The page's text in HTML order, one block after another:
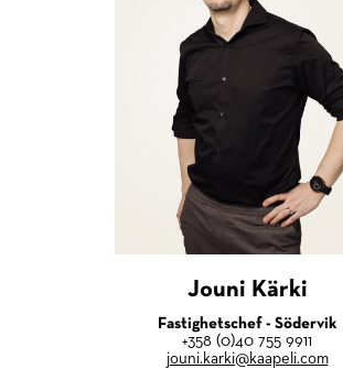
Jouni Kärki
Fastighetschef - Södervik
+358 (0)40 755 9911
jouni.karki@kaapeli.com